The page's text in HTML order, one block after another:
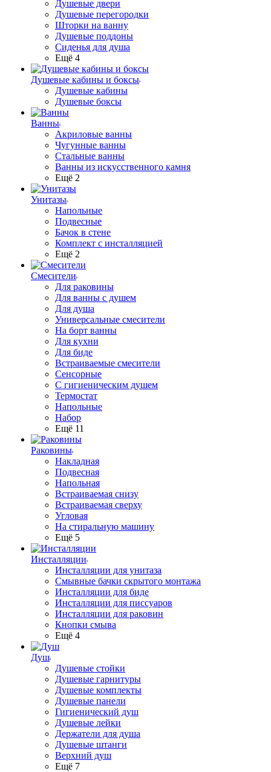
Душевые двери
Душевые перегородки
Шторки на ванну
Душевые поддоны
Сиденья для душа
Ещё 4
Душевые кабины и боксы
Душевые кабины
Душевые боксы
Ванны
Акриловые ванны
Чугунные ванны
Стальные ванны
Ванны из искусственного камня
Ещё 2
Унитазы
Напольные
Подвесные
Бачок в стене
Комплект с инсталляцией
Ещё 2
Смесители
Для раковины
Для ванны с душем
Для душа
Универсальные смесители
На борт ванны
Для кухни
Для биде
Встраиваемые смесители
Сенсорные
С гигиеническим душем
Термостат
Напольные
Набор
Ещё 11
Раковины
Накладная
Подвесная
Напольная
Встраиваемая снизу
Встраиваемая сверху
Угловая
На стиральную машину
Ещё 5
Инсталляции
Инсталляции для унитаза
Смывные бачки скрытого монтажа
Инсталляции для биде
Инсталляции для писсуаров
Инсталляции для раковин
Кнопки смыва
Ещё 4
Душ
Душевые стойки
Душевые гарнитуры
Душевые комплекты
Душевые панели
Гигиенический душ
Душевые лейки
Держатели для душа
Душевые штанги
Верхний душ
Ещё 7